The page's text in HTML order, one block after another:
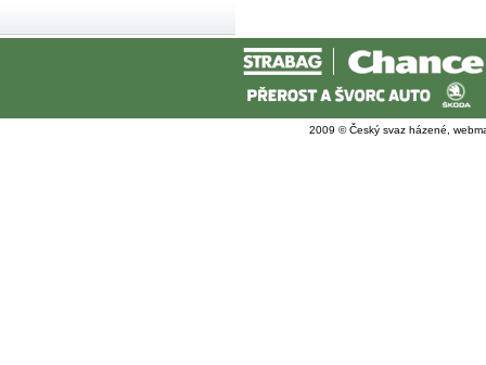
2009 © Český svaz házené,